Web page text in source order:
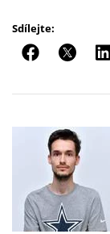
Sdílejte: